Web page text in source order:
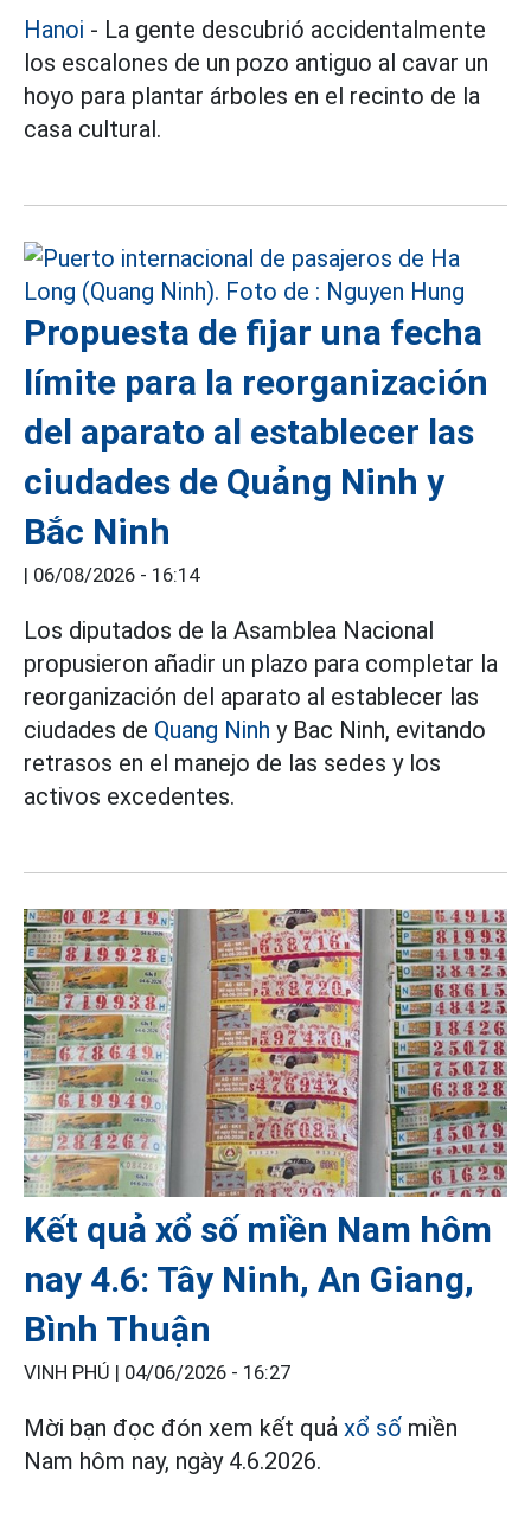
Hanoi - La gente descubrió accidentalmente
los escalones de un pozo antiguo al cavar un
hoyo para plantar árboles en el recinto de la
casa cultural.
Propuesta de fijar una fecha
límite para la reorganización
del aparato al establecer las
ciudades de Quảng Ninh y
Bắc Ninh
| 06/08/2026 - 16:14
Los diputados de la Asamblea Nacional
propusieron añadir un plazo para completar la
reorganización del aparato al establecer las
ciudades de Quang Ninh y Bac Ninh, evitando
retrasos en el manejo de las sedes y los
activos excedentes.
Kết quả xổ số miền Nam hôm
nay 4.6: Tây Ninh, An Giang,
Bình Thuận
VINH PHÚ | 04/06/2026 - 16:27
Mời bạn đọc đón xem kết quả xổ số miền
Nam hôm nay, ngày 4.6.2026.